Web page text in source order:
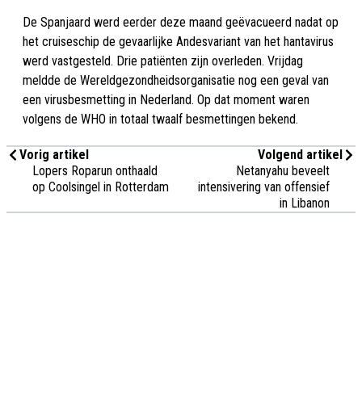
De Spanjaard werd eerder deze maand geëvacueerd nadat op
het cruiseschip de gevaarlijke Andesvariant van het hantavirus
werd vastgesteld. Drie patiënten zijn overleden. Vrijdag
meldde de Wereldgezondheidsorganisatie nog een geval van
een virusbesmetting in Nederland. Op dat moment waren
volgens de WHO in totaal twaalf besmettingen bekend.
Vorig artikel
Lopers Roparun onthaald
op Coolsingel in Rotterdam
Volgend artikel
Netanyahu beveelt
intensivering van offensief
in Libanon